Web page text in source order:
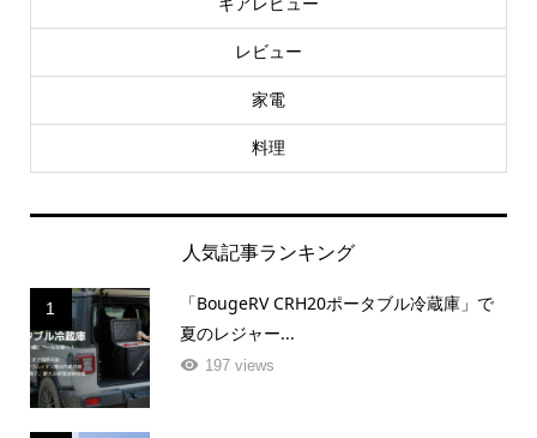
ギアレビュー
レビュー
家電
料理
1
「BougeRV CRH20ポータブル冷蔵庫」で
夏のレジャー...